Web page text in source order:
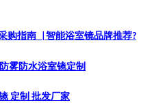
购指南| 智能浴室镜品牌推荐?
防雾防水浴室镜定制
定制 批发厂家